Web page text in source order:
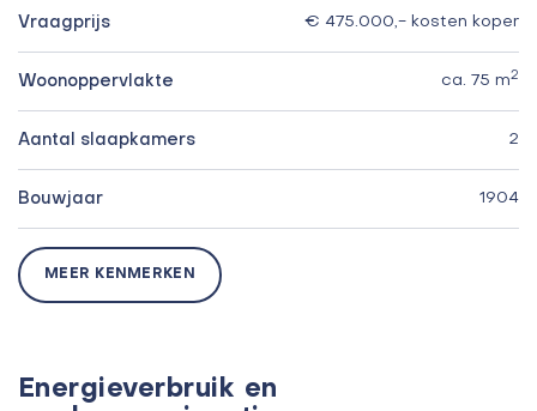
Vraagprijs € 475.000,- kosten koper
Woonoppervlakte ca. 75 m2
Aantal slaapkamers 2
Bouwjaar 1904
MEER KENMERKEN
Energieverbruik en